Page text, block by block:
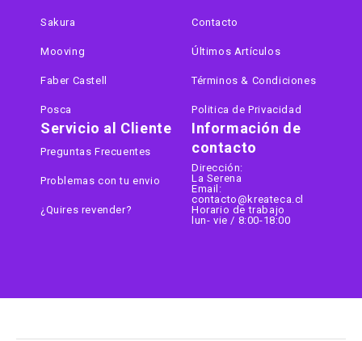
Información de
contacto
Dirección:
La Serena
Email:
contacto@kreateca.cl
Horario de trabajo
lun- vie / 8:00-18:00
Sakura
Mooving
Faber Castell
Posca
Contacto
Últimos Artículos
Términos & Condiciones
Politica de Privacidad
Servicio al Cliente
Preguntas Frecuentes
Problemas con tu envio
¿Quires revender?